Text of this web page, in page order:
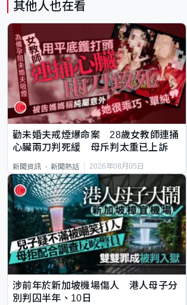
其他人也在看
勸未婚夫戒煙爆命案 28歲女教師連捅
心臟兩刀判死緩 母斥判太重已上訴
新聞資訊 新聞熱話 2026年08月05日
涉前年於新加坡機場傷人 港人母子分
別判囚半年、10日